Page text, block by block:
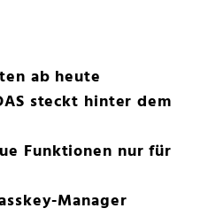
ab heute
steckt hinter dem
Funktionen nur für
Manager